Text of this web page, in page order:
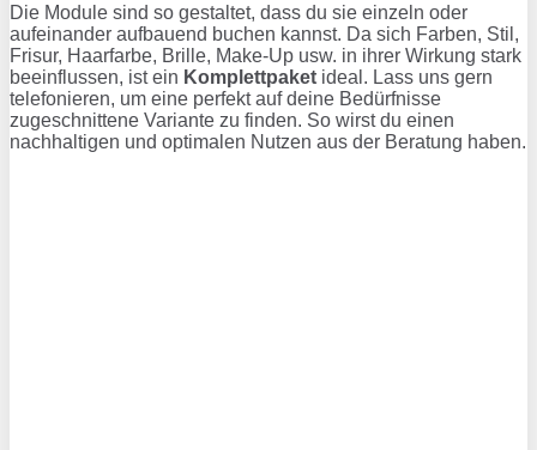
Die Module sind so gestaltet, dass du sie einzeln oder
aufeinander aufbauend buchen kannst. Da sich Farben, Stil,
Frisur, Haarfarbe, Brille, Make-Up usw. in ihrer Wirkung stark
beein­flussen, ist ein Komplettpaket ideal. Lass uns gern
telefonieren, um eine perfekt auf deine Bedürfnisse
zugeschnittene Variante zu finden. So wirst du einen
nachhaltigen und optimalen Nutzen aus der Beratung haben.